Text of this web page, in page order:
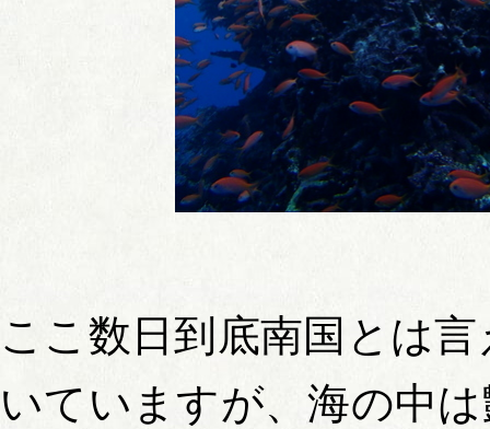
ここ数日到底南国とは
いていますが、海の中